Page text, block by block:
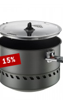
15%